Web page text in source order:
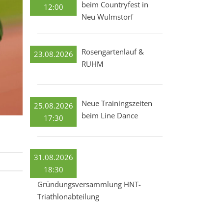
12:00
beim Countryfest in
Neu Wulmstorf
23.08.2026
Rosengartenlauf &
RUHM
25.08.2026
17:30
Neue Trainingszeiten
beim Line Dance
31.08.2026
18:30
Gründungsversammlung HNT-
Triathlonabteilung